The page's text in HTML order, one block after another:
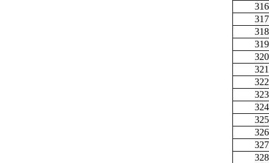
316
317
318
319
320
321
322
323
324
325
326
327
328